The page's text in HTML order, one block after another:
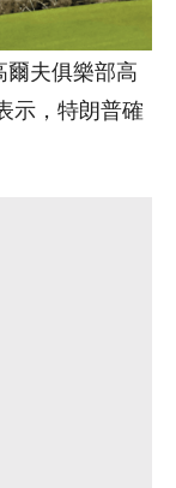
夫俱樂部高
示，特朗普確